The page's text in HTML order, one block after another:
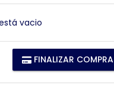
vacio
FINALIZAR COMPRA